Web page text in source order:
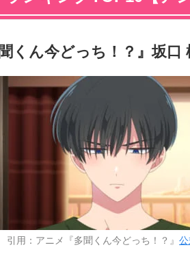
くん今どっち！？』坂口
引用：アニメ『多聞くん今どっち！？』 公